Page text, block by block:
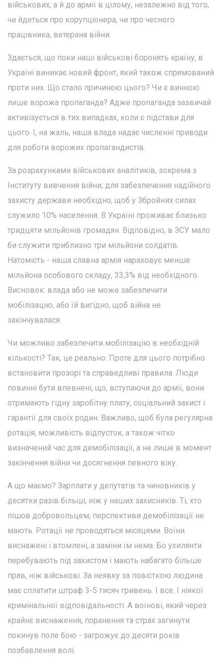
військових, а й до армії в цілому, незалежно від того,
чи йдеться про корупціонера, чи про чесного
працівника, ветерана війни.
Здається, що поки наші військові боронять країну, в
Україні виникає новий фронт, який також спрямований
проти них. Що стало причиною цього? Чи є винною
лише ворожа пропаганда? Адже пропаганда зазвичай
активізується в тих випадках, коли є підстави для
цього. І, на жаль, наша влада надає численні приводи
для роботи ворожих пропагандистів.
За розрахунками військових аналітиків, зокрема з
Інституту вивчення війни, для забезпечення надійного
захисту держави необхідно, щоб у Збройних силах
служило 10% населення. В Україні проживає близько
тридцяти мільйонів громадян. Відповідно, в ЗСУ мало
би служити приблизно три мільйони солдатів.
Натомість - наша славна армія нараховує менше
мільйона особового складу, 33,3% від необхідного.
Висновок: влада або не може забезпечити
мобілізацію, або їй вигідно, щоб війна не
закінчувалася.
Чи можливо забезпечити мобілізацію в необхідній
кількості? Так, це реально. Проте для цього потрібно
встановити прозорі та справедливі правила. Люди
повинні бути впевнені, що, вступаючи до армії, вони
отримають гідну заробітну плату, соціальний захист і
гарантії для своїх родин. Важливо, щоб була регулярна
ротація, можливість відпусток, а також чітко
визначений час для демобілізації, а не лише в момент
закінчення війни чи досягнення певного віку.
А що маємо? Зарплати у депутатів та чиновників у
десятки разів більші, ніж у наших захисників. Ті, хто
пішов добровольцем, перспективи демобілізації не
мають. Ротації не проводяться місяцями. Воїни
виснажені і втомлені, а заміни їм нема. Бо ухилянти
перебувають під захистом і мають набагато більше
прав, ніж військові. За неявку за повісткою людина
має сплатити штраф 3-5 тисяч гривень. І все. І ніякої
кримінальної відповідальності. А воїнові, який через
крайнє виснаження, поранення та страх загинути
покинув поле бою - загрожує до десяти років
позбавлення волі.